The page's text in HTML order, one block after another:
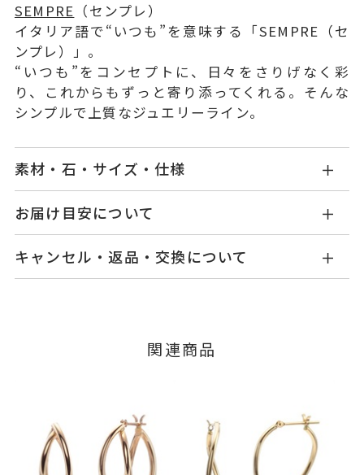
SEMPRE （センプレ）
イタリア語で“いつも”を意味する「SEMPRE（セ
ンプレ）」。
“いつも”をコンセプトに、日々をさりげなく彩
り、これからもずっと寄り添ってくれる。そんな
シンプルで上質なジュエリーライン。
素材・石・サイズ・仕様
品番
KG1803P001XXYG
素材
K18イエローゴールド
石
-
縦：約19.2mm 横：約19.2mm
ピアス
石なしピアス、
K18YGピアス、
お届け目安について
せ。
ご注文およびご入金確認後、以下の日程にて発送
■お届け目安が「3営業日以内に発送」の商品
発送いたします。
■お届け目安が「約1ヶ月半以内～」の商品
キャンセル・返品・交換について
ージの購入履歴一覧よりご注文状況をご確認いた
ンセルを承ります。
メンバーシップ未登録のお客さまは、お問い合
わせフォームよりご連絡ください。
関連商品